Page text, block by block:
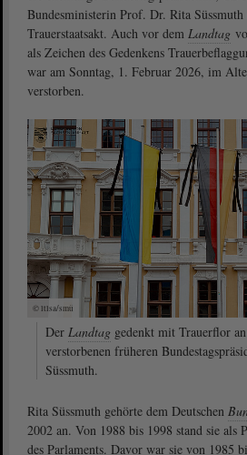
Bundesministerin Prof. Dr. Rita
Trauerstaatsakt. Auch vor dem Landtag
als Zeichen des Gedenkens
war am Sonntag, 1. Februar 2026, im
verstorben.
© ltlsa/smü
Der Landtag gedenkt mit Trauerflor
verstorbenen früheren
Süssmuth.
Rita Süssmuth gehörte dem Deutschen
2002 an. Von 1988 bis 1998 stand sie als
des Parlaments. Davor war sie von 1985